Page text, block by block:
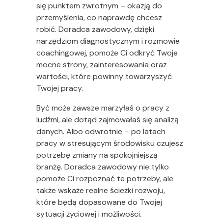
się punktem zwrotnym – okazją do
przemyślenia, co naprawdę chcesz
robić. Doradca zawodowy, dzięki
narzędziom diagnostycznym i rozmowie
coachingowej, pomoże Ci odkryć Twoje
mocne strony, zainteresowania oraz
wartości, które powinny towarzyszyć
Twojej pracy.
Być może zawsze marzyłaś o pracy z
ludźmi, ale dotąd zajmowałaś się analizą
danych. Albo odwrotnie – po latach
pracy w stresującym środowisku czujesz
potrzebę zmiany na spokojniejszą
branżę. Doradca zawodowy nie tylko
pomoże Ci rozpoznać te potrzeby, ale
także wskaże realne ścieżki rozwoju,
które będą dopasowane do Twojej
sytuacji życiowej i możliwości.